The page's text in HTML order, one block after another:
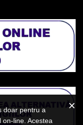
doar pentru a
line. Acestea